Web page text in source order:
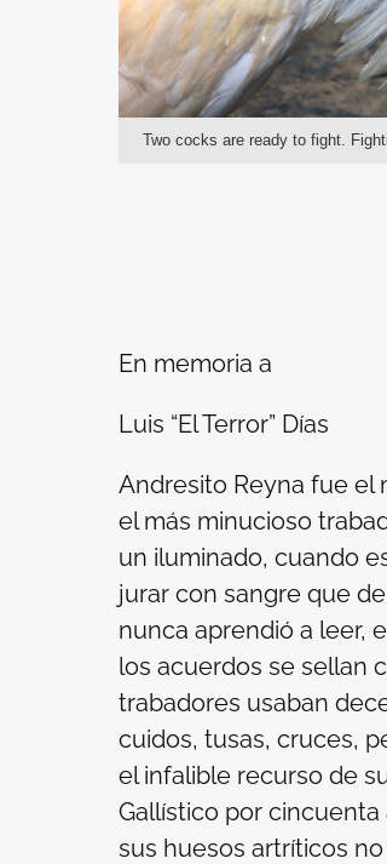
Two cocks are ready to fight.
En memoria a
Luis “El Terror” Días
Andresito Reyna fue el
el más minucioso
un iluminado, cuando
jurar con sangre que
nunca aprendió a leer,
los acuerdos se sellan
trabadores usaban
cuidos, tusas, cruces,
el infalible recurso de
Gallístico por
sus huesos artríticos